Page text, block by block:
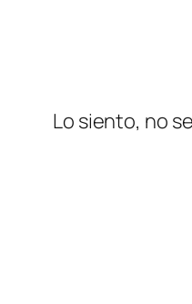
Lo siento, no